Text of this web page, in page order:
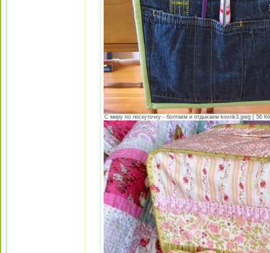
С миру по лоскуточку - болтаем и отдыхаем kovrik3.jpeg [ 56